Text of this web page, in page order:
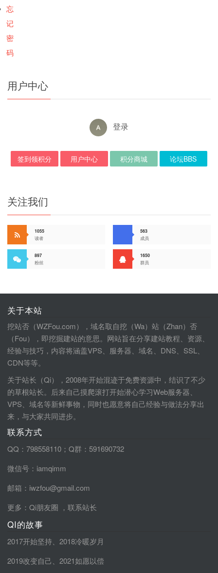
忘
记
密
码
用户中心
登录
签到领积分 用户中心 积分商城 论坛BBS
关注我们
1055
读者
563
成员
897
粉丝
1650
群员
关于本站
挖站否（WZFou.com），域名取自挖（Wa）站（Zhan）否
（Fou），即挖掘建站的意思。网站旨在分享建站教程、资源、
经验与技巧，内容将涵盖VPS、服务器、域名、DNS、SSL、
CDN等等。
关于站长（Qi），2008年开始混迹于免费资源中，结识了不少
的草根站长。后来自己摸爬滚打开始潜心学习Web服务器、
VPS、域名等新鲜事物，同时也愿意将自己经验与做法分享出
来，与大家共同进步。
联系方式
QQ：798558110；Q群：591690732
微信号：iamqimm
邮箱：iwzfou@gmail.com
更多： Qi朋友圈 ， 联系站长
QI的故事
2017开始坚持
2018冷暖岁月
2019改变自己
2021如愿以偿